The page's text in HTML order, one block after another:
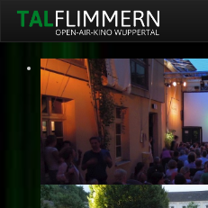
Home
Programm
Service
Ticketinfos
Ort